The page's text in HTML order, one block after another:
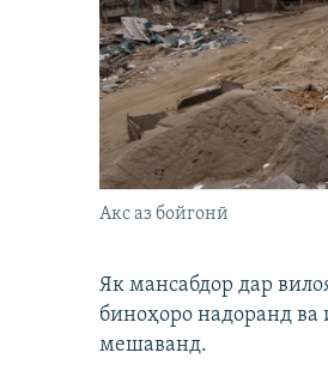
Акс аз бойгонӣ
Як мансабдор дар
биноҳоро надоранд ва
мешаванд.